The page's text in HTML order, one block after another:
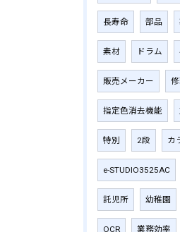
長寿命 部品
素材 ドラム
販売メーカー
指定色消去機能
特別 2段 カ
e-STUDIO3525AC
託児所 幼稚園
OCR 業務効率